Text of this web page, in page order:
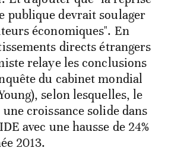
publique devrait soulager
économiques". En
directs étrangers
relaye les conclusions
du cabinet mondial
selon lesquelles, le
croissance solide dans
avec une hausse de 24%
2013.